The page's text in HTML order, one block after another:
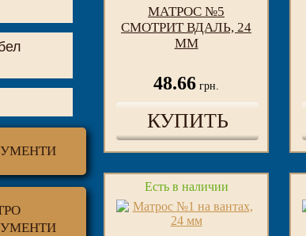
МАТРОС №5
СМОТРИТ ВДАЛЬ, 24
ММ
48.66 грн.
КУПИТЬ
Есть в наличии